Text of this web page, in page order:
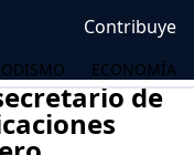
Contribuye
ECONOMÍA
de